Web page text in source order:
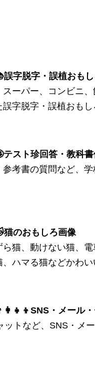
誤字脱字・誤植おも
ーパー、コンビニ
字脱字・誤植おも
テスト珍回答・教科
考書の質問など、
猫のおもしろ画像
猫、動けない猫、
ハマる猫などかわ
・メール
ットなど、SNS・メ